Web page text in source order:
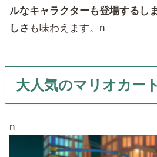
ルなキャラクターも登場するしま
しさ も味わえます。n
大人気のマリオカー
n